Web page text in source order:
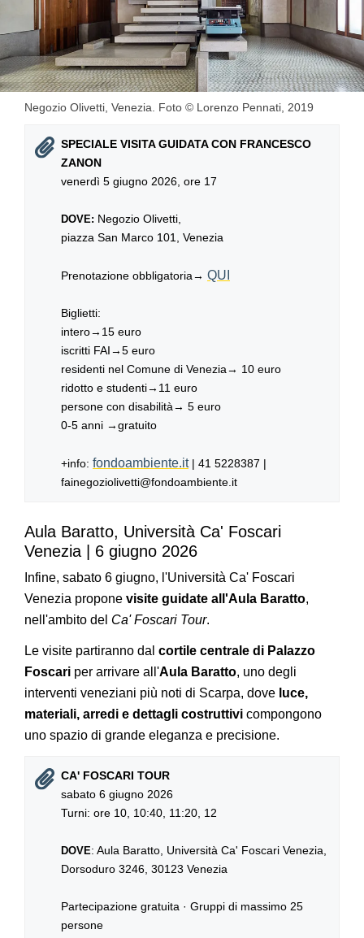
Negozio Olivetti, Venezia. Foto © Lorenzo Pennati, 2019
SPECIALE VISITA GUIDATA CON FRANCESCO
ZANON
venerdì 5 giugno 2026, ore 17
DOVE: Negozio Olivetti,
piazza San Marco 101, Venezia
Prenotazione obbligatoria→ QUI
Biglietti:
intero→15 euro
iscritti FAI→5 euro
residenti nel Comune di Venezia→ 10 euro
ridotto e studenti→11 euro
persone con disabilità→ 5 euro
0-5 anni →gratuito
+info: fondoambiente.it| 41 5228387 |
fainegoziolivetti@fondoambiente.it
Aula Baratto, Università Ca' Foscari
Venezia | 6 giugno 2026
Infine, sabato 6 giugno, l'Università Ca' Foscari
Venezia propone visite guidate all'Aula Baratto,
nell'ambito del Ca' Foscari Tour.
Le visite partiranno dal cortile centrale di Palazzo
Foscari per arrivare all'Aula Baratto, uno degli
interventi veneziani più noti di Scarpa, dove luce,
materiali, arredi e dettagli costruttivi compongono
uno spazio di grande eleganza e precisione.
CA' FOSCARI TOUR
sabato 6 giugno 2026
Turni: ore 10, 10:40, 11:20, 12
DOVE: Aula Baratto, Università Ca' Foscari Venezia,
Dorsoduro 3246, 30123 Venezia
Partecipazione gratuita · Gruppi di massimo 25
persone